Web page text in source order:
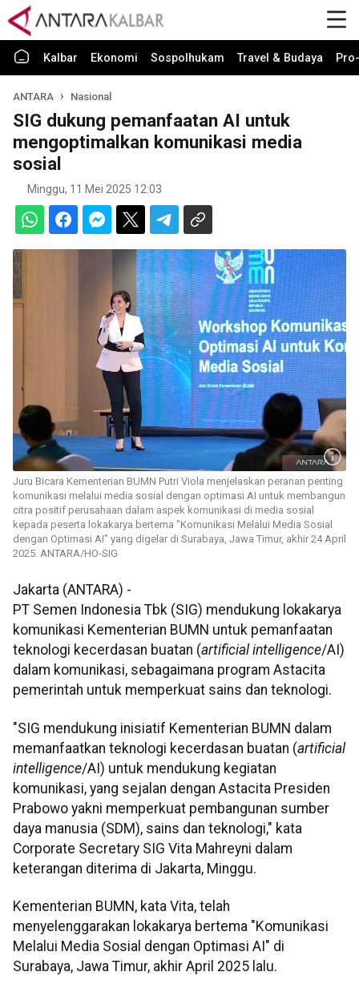
Kalbar Ekonomi Sospolhukam Travel & Budaya
ANTARA Nasional
SIG dukung pemanfaatan AI untuk
mengoptimalkan komunikasi media
sosial
Minggu, 11 Mei 2025 12:03
Juru Bicara Kementerian BUMN Putri Viola menjelaskan peranan penting
komunikasi melalui media sosial dengan optimasi AI untuk membangun
citra positif perusahaan dalam aspek komunikasi di media sosial
kepada peserta lokakarya bertema "Komunikasi Melalui Media Sosial
dengan Optimasi AI" yang digelar di Surabaya, Jawa Timur, akhir 24 April
2025. ANTARA/HO-SIG
Jakarta (ANTARA) -
PT Semen Indonesia Tbk (SIG) mendukung lokakarya
komunikasi Kementerian BUMN untuk pemanfaatan
teknologi kecerdasan buatan (artificial intelligence/AI)
dalam komunikasi, sebagaimana program Astacita
pemerintah untuk memperkuat sains dan teknologi.
"SIG mendukung inisiatif Kementerian BUMN dalam
memanfaatkan teknologi kecerdasan buatan (artificial
intelligence/AI) untuk mendukung kegiatan
komunikasi, yang sejalan dengan Astacita Presiden
Prabowo yakni memperkuat pembangunan sumber
daya manusia (SDM), sains dan teknologi," kata
Corporate Secretary SIG Vita Mahreyni dalam
keterangan diterima di Jakarta, Minggu.
Kementerian BUMN, kata Vita, telah
menyelenggarakan lokakarya bertema "Komunikasi
Melalui Media Sosial dengan Optimasi AI" di
Surabaya, Jawa Timur, akhir April 2025 lalu.